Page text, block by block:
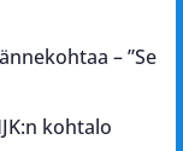
– ”Se
kohtalo